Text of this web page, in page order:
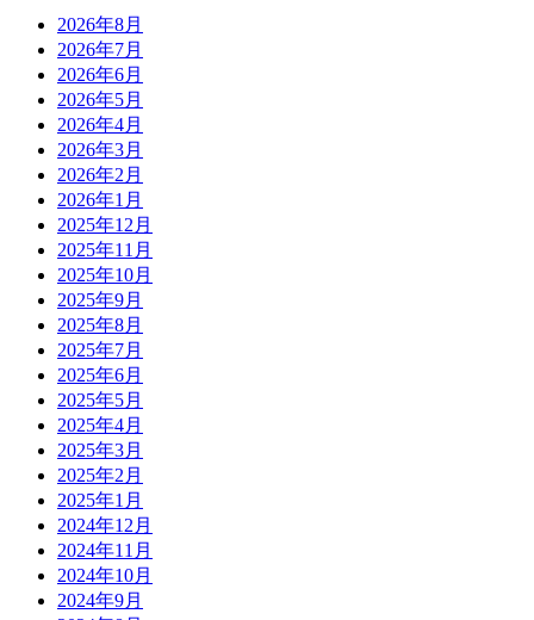
2026年8月
2026年7月
2026年6月
2026年5月
2026年4月
2026年3月
2026年2月
2026年1月
2025年12月
2025年11月
2025年10月
2025年9月
2025年8月
2025年7月
2025年6月
2025年5月
2025年4月
2025年3月
2025年2月
2025年1月
2024年12月
2024年11月
2024年10月
2024年9月